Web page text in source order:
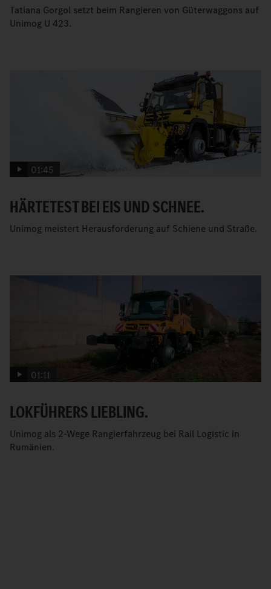
Tatiana Gorgol setzt beim Rangieren von Güterwaggons auf
Unimog U 423.
01:45
HÄRTETEST BEI EIS UND SCHNEE.
Unimog meistert Herausforderung auf Schiene und Straße.
01:11
LOKFÜHRERS LIEBLING.
Unimog als 2-Wege Rangierfahrzeug bei Rail Logistic in
Rumänien.